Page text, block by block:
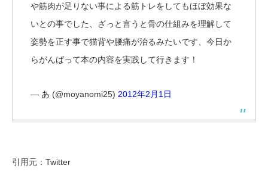
や筋肉が足りない事による筋トレをしてもほぼ効果な
いとの事でした、ざっと言うと骨の仕組みを理解して
姿勢を正す事で猫背や腰痛が治るみたいです、今日か
らがんばって本の内容を実践して行きます！
— あ (@moyanomi25) 2012年2月1日
引用元：Twitter